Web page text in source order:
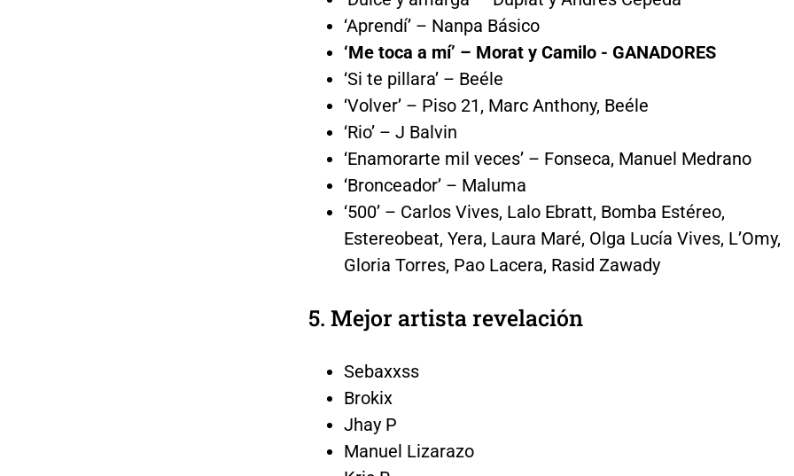
‘Aprendí’ – Nanpa Básico
‘Me toca a mí’ – Morat y Camilo - GANADORES
‘Si te pillara’ – Beéle
‘Volver’ – Piso 21, Marc Anthony, Beéle
‘Rio’ – J Balvin
‘Enamorarte mil veces’ – Fonseca, Manuel Medrano
‘Bronceador’ – Maluma
‘500’ – Carlos Vives, Lalo Ebratt, Bomba Estéreo,
Estereobeat, Yera, Laura Maré, Olga Lucía Vives, L’Omy,
Gloria Torres, Pao Lacera, Rasid Zawady
5. Mejor artista revelación
Sebaxxss
Brokix
Jhay P
Manuel Lizarazo